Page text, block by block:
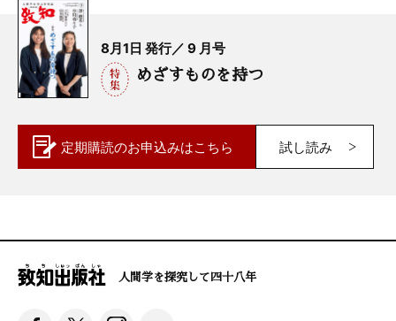
8月1日 発行／ 9 月号
めざすものを持つ
定期購読のお申込みはこちら 試し読み
人間学を探究して四十八年